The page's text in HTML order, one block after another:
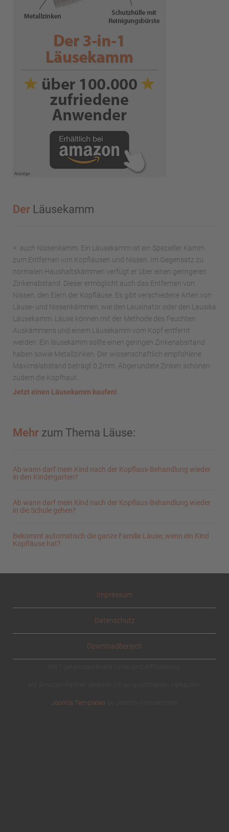
Der Läusekamm
= auch Nissenkamm . Ein Läusekamm ist ein Spezieller Kamm
zum Entfernen von Kopfläusen und Nissen. Im Gegensatz zu
normalen Haushaltskämmen verfügt er über einen geringeren
Zinkenabstand. Dieser ermöglicht auch das Entfernen von
Nissen, den Eiern der Kopfläuse. Es gibt verschiedene Arten von
Läuse- und Nissenkämmen, wie den Lausinator oder den Lausika
Läusekamm. Läuse können mit der Methode des Feuchten
Auskämmens und einem Läusekamm vom Kopf entfernt
werden. Ein läusekamm sollte einen geringen Zinkenabsrtand
haben sowie Metallzinken. Der wissenschaftlich empfohlene
Maximalabstand beträgt 0,2mm. Abgerundete Zinken schonen
zudem die Kopfhaut.
Jetzt einen Läusekamm kaufen!
Mehr zum Thema Läuse:
Ab wann darf mein Kind nach der Kopflaus-Behandlung wieder
in den Kindergarten?
Ab wann darf mein Kind nach der Kopflaus-Behandlung wieder
in die Schule gehen?
Bekommt automatisch die ganze Familie Läuse, wenn ein Kind
Kopfläuse hat?
Impressum
Datenschutz
Downloadbereich
Joomla Templates